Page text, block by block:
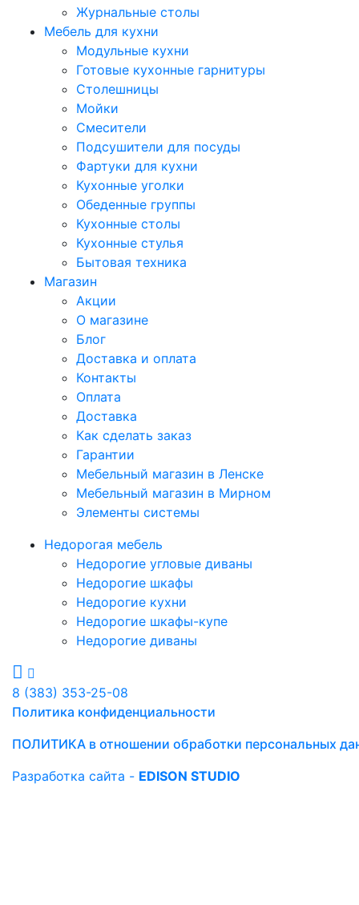
Журнальные столы
Мебель для кухни
Модульные кухни
Готовые кухонные гарнитуры
Столешницы
Мойки
Смесители
Подсушители для посуды
Фартуки для кухни
Кухонные уголки
Обеденные группы
Кухонные столы
Кухонные стулья
Бытовая техника
Магазин
Акции
О магазине
Блог
Доставка и оплата
Контакты
Оплата
Доставка
Как сделать заказ
Гарантии
Мебельный магазин в Ленске
Мебельный магазин в Мирном
Элементы системы
Недорогая мебель
Недорогие угловые диваны
Недорогие шкафы
Недорогие кухни
Недорогие шкафы-купе
Недорогие диваны
8 (383) 353-25-08
Политика конфиденциальности
ПОЛИТИКА в отношении обработки персональных
Разработка сайта - EDISON STUDIO